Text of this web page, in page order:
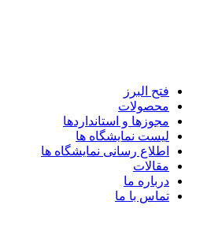
فتح البرز
محصولات
مجوزها و استانداردها
لیست نمایشگاه ها
اطلاع رسانی نمایشگاه ها
مقالات
درباره ما
تماس با ما